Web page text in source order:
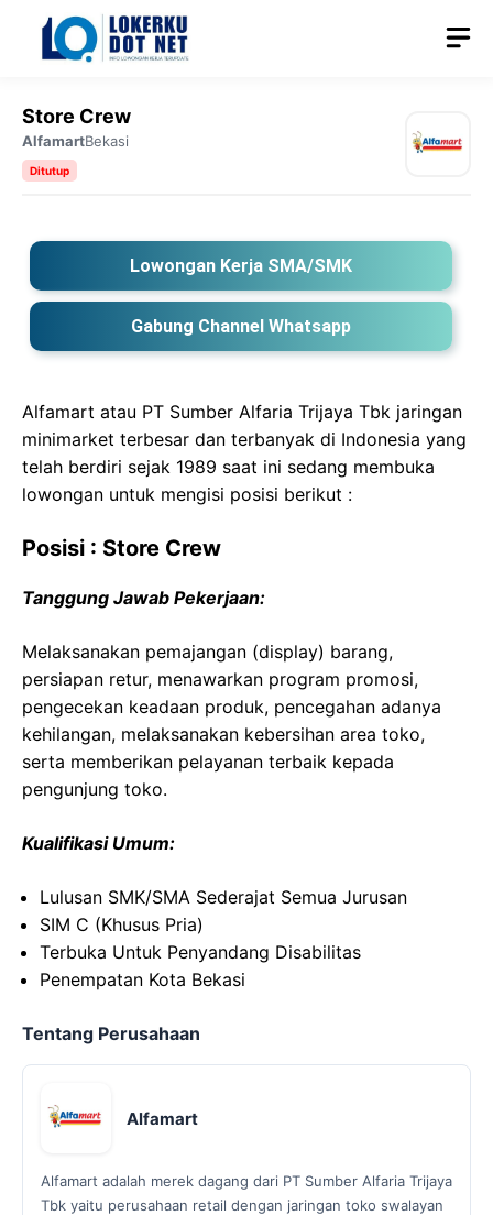
Langsung
Store Crew
AlfamartBekasi
Ditutup
Lowongan Kerja SMA/SMK
Gabung Channel Whatsapp
Alfamart atau PT Sumber Alfaria Trijaya Tbk jaringan
minimarket terbesar dan terbanyak di Indonesia yang
telah berdiri sejak 1989 saat ini sedang membuka
lowongan untuk mengisi posisi berikut :
Posisi : Store Crew
Tanggung Jawab Pekerjaan:
Melaksanakan pemajangan (display) barang,
persiapan retur, menawarkan program promosi,
pengecekan keadaan produk, pencegahan adanya
kehilangan, melaksanakan kebersihan area toko,
serta memberikan pelayanan terbaik kepada
pengunjung toko.
Kualifikasi Umum:
Lulusan SMK/SMA Sederajat Semua Jurusan
SIM C (Khusus Pria)
Terbuka Untuk Penyandang Disabilitas
Penempatan Kota Bekasi
Tentang Perusahaan
Alfamart
Alfamart adalah merek dagang dari PT Sumber Alfaria Trijaya
Tbk yaitu perusahaan retail dengan jaringan toko swalayan